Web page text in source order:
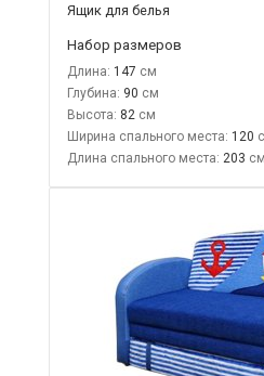
Ящик для белья
Набор размеров
Длина: 147
Глубина: 90
Высота: 82
Ширина спального места: 120
Длина спального места: 203